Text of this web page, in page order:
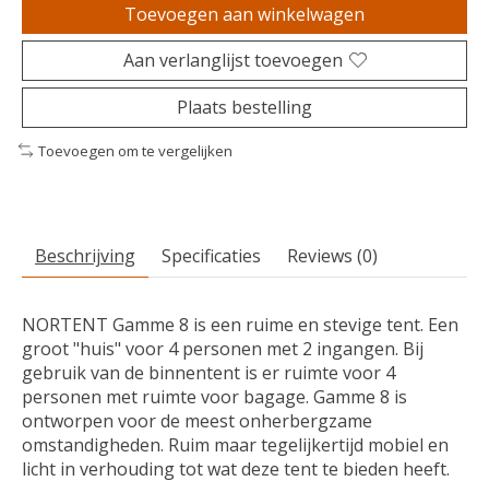
Toevoegen aan winkelwagen
Aan verlanglijst toevoegen
Plaats bestelling
Toevoegen om te vergelijken
Beschrijving Specificaties Reviews (0)
NORTENT Gamme 8 is een ruime en stevige tent. Een
groot "huis" voor 4 personen met 2 ingangen. Bij
gebruik van de binnentent is er ruimte voor 4
personen met ruimte voor bagage. Gamme 8 is
ontworpen voor de meest onherbergzame
omstandigheden. Ruim maar tegelijkertijd mobiel en
licht in verhouding tot wat deze tent te bieden heeft.